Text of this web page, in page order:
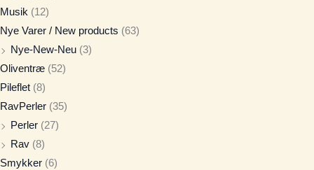
Musik (12)
Nye Varer / New products (63)
Nye-New-Neu (3)
Oliventræ (52)
Pileflet (8)
RavPerler (35)
Perler (27)
Rav (8)
Smykker (6)